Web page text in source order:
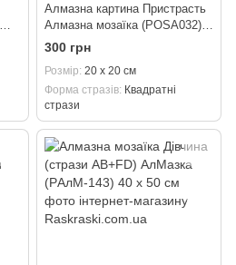
Алмазна картина Пристрасть
Алмазна мозаїка (POSA032)
20 х 20 см
300 грн
Розмір 20 х 20 см
Форма стразів Квадратні
стрази